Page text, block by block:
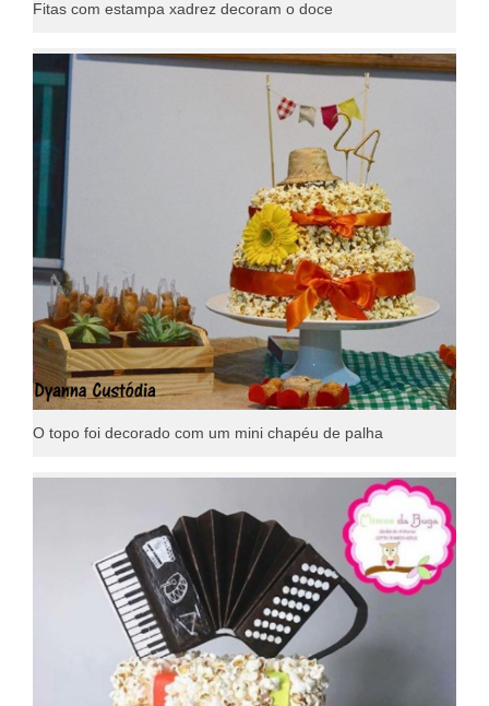
Fitas com estampa xadrez decoram o doce
O topo foi decorado com um mini chapéu de palha